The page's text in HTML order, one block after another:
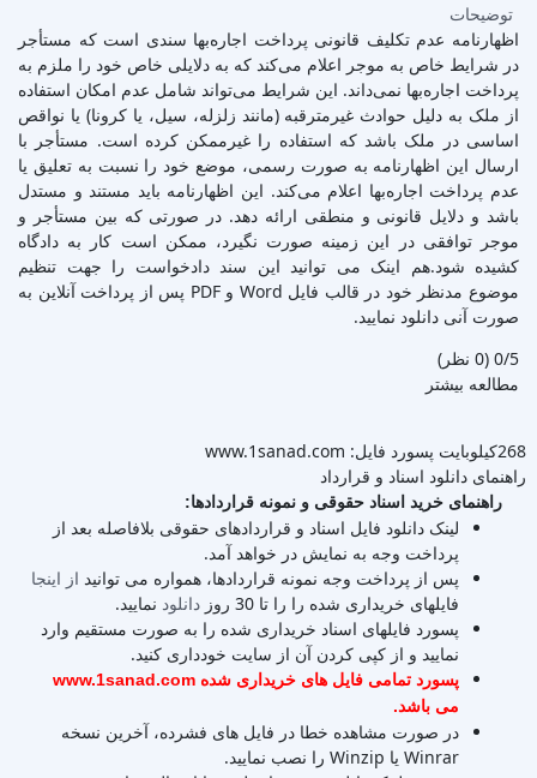
توضیحات
اظهارنامه عدم تکلیف قانونی پرداخت اجاره‌بها سندی است که مستأجر
در شرایط خاص به موجر اعلام می‌کند که به دلایلی خاص خود را ملزم به
پرداخت اجاره‌بها نمی‌داند. این شرایط می‌تواند شامل عدم امکان استفاده
از ملک به دلیل حوادث غیرمترقبه (مانند زلزله، سیل، یا کرونا) یا نواقص
اساسی در ملک باشد که استفاده را غیرممکن کرده است. مستأجر با
ارسال این اظهارنامه به صورت رسمی، موضع خود را نسبت به تعلیق یا
عدم پرداخت اجاره‌بها اعلام می‌کند. این اظهارنامه باید مستند و مستدل
باشد و دلایل قانونی و منطقی ارائه دهد. در صورتی که بین مستأجر و
موجر توافقی در این زمینه صورت نگیرد، ممکن است کار به دادگاه
کشیده شود.هم اینک می توانید این سند دادخواست را جهت تنظیم
موضوع مدنظر خود در قالب فایل Word و PDF پس از پرداخت آنلاین به
صورت آنی دانلود نمایید.
‫0/5 ‫(0 نظر)
مطالعه بیشتر
268کیلوبایت
پسورد فایل: www.1sanad.com
راهنمای دانلود اسناد و قرارداد
راهنمای خرید اسناد حقوقی و نمونه قراردادها:
لینک دانلود فایل اسناد و قراردادهای حقوقی بلافاصله بعد از
پرداخت وجه به نمایش در خواهد آمد.
پس از پرداخت وجه نمونه قراردادها، همواره می توانید از اینجا
فایلهای خریداری شده را را تا 30 روز
دانلود نمایید.
پسورد فایلهای اسناد خریداری شده را به صورت مستقیم وارد
نمایید و از کپی کردن آن از سایت خودداری کنید.
پسورد تمامی فایل های خریداری شده www.1sanad.com
می باشد.
در صورت مشاهده خطا در فایل های فشرده، آخرین نسخه
Winrar یا Winzip را نصب نمایید.